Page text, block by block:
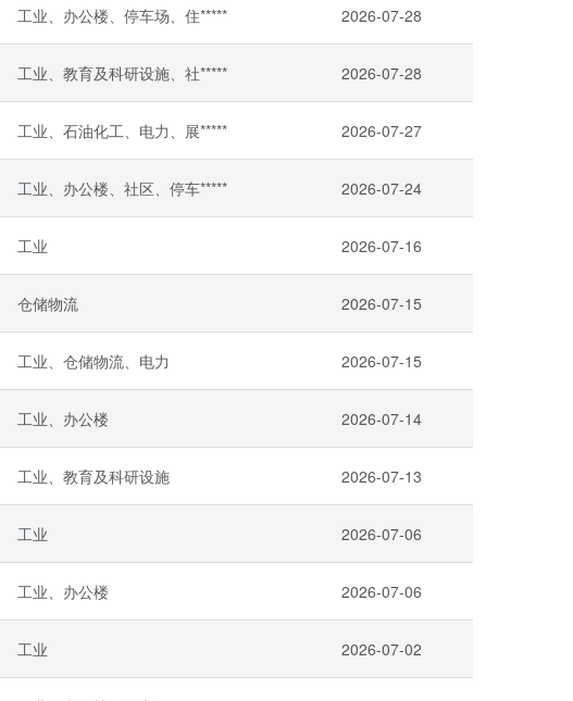
工业、办公楼、停车场、住***** 2026-07-28
工业、教育及科研设施、社***** 2026-07-28
工业、石油化工、电力、展***** 2026-07-27
工业、办公楼、社区、停车***** 2026-07-24
工业 2026-07-16
仓储物流 2026-07-15
工业、仓储物流、电力 2026-07-15
工业、办公楼 2026-07-14
工业、教育及科研设施 2026-07-13
工业 2026-07-06
工业、办公楼 2026-07-06
工业 2026-07-02